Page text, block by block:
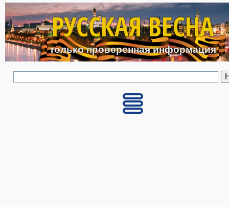
Перейти к основному
РУССКАЯ ВЕСНА
только проверенная информация